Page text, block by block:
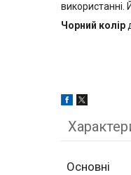
Чорний колір
Основні